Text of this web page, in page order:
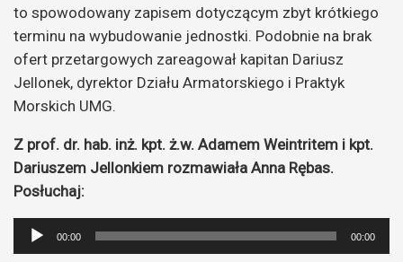
to spowodowany zapisem dotyczącym zbyt krótkiego
terminu na wybudowanie jednostki. Podobnie na brak
ofert przetargowych zareagował kapitan Dariusz
Jellonek, dyrektor Działu Armatorskiego i Praktyk
Morskich UMG.
Z prof. dr. hab. inż. kpt. ż.w. Adamem Weintritem i kpt.
Dariuszem Jellonkiem rozmawiała Anna Rębas.
Posłuchaj:
Odtwarzacz
plików
00:00 00:00